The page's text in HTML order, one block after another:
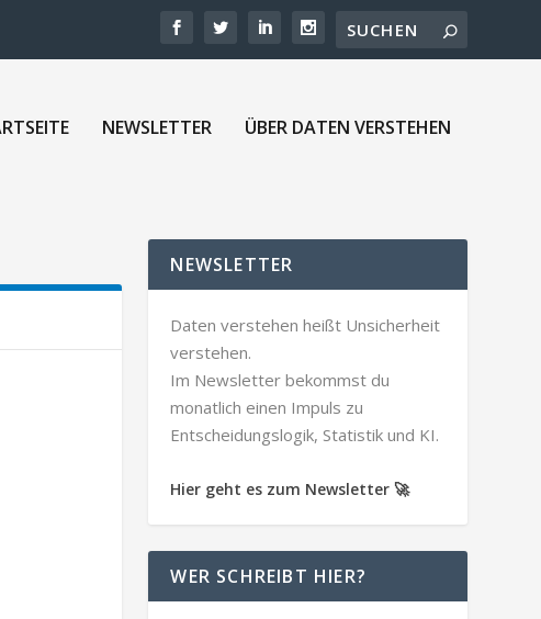
NEWSLETTER ÜBER DATEN VERSTEHEN
NEWSLETTER
Daten verstehen heißt Unsicherheit
verstehen.
Im Newsletter bekommst du
monatlich einen Impuls zu
Entscheidungslogik, Statistik und KI.
Hier geht es zum Newsletter 🚀
WER SCHREIBT HIER?